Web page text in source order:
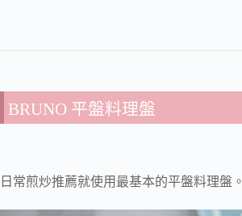
BRUNO 平盤料理盤
日常煎炒推薦就使用最基本的平盤料理盤。